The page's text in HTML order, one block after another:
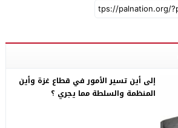
إلى أين تسير الأمور في قطاع غزة وأين
المنظمة والسلطة مما يجري ؟